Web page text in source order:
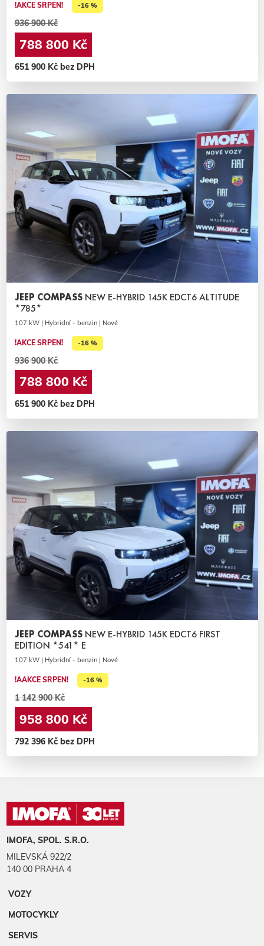
!AKCE SRPEN! -16 %
936 900 Kč
788 800 Kč
651 900 Kč bez DPH
JEEP COMPASS NEW E-HYBRID 145K EDCT6 ALTITUDE
*785*
107 kW | Hybridní - benzin | Nové
!AKCE SRPEN! -16 %
936 900 Kč
788 800 Kč
651 900 Kč bez DPH
JEEP COMPASS NEW E-HYBRID 145K EDCT6 FIRST
EDITION *541* E
107 kW | Hybridní - benzin | Nové
!AAKCE SRPEN! -16 %
1 142 900 Kč
958 800 Kč
792 396 Kč bez DPH
IMOFA, SPOL. S.R.O.
MILEVSKÁ 922/2
140 00 PRAHA 4
VOZY
MOTOCYKLY
SERVIS